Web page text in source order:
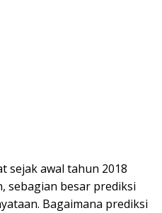
sejak awal tahun 2018
sebagian besar prediksi
Bagaimana prediksi